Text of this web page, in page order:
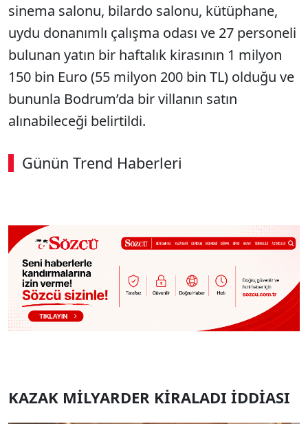
sinema salonu, bilardo salonu, kütüphane,
uydu donanımlı çalışma odası ve 27 personeli
bulunan yatın bir haftalık kirasının 1 milyon
150 bin Euro (55 milyon 200 bin TL) olduğu ve
bununla Bodrum’da bir villanın satın
alınabileceği belirtildi.
Günün Trend Haberleri
00:02 / 03:53
KAZAK MİLYARDER KİRALADI İDDİASI